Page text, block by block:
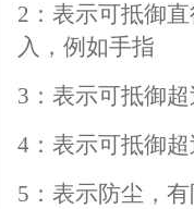
2：表示可抵御
入，例如手指
3：表示可抵御
4：表示可抵御
5：表示防尘，